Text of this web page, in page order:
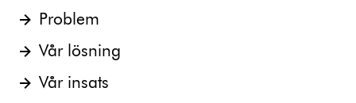
Problem
Vår lösning
Vår insats